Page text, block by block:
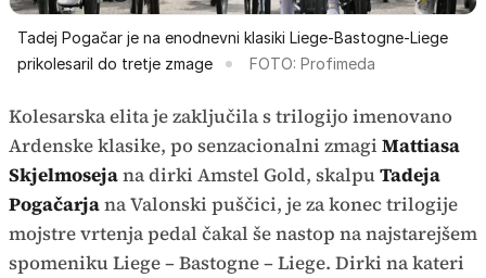
Tadej Pogačar je na enodnevni klasiki Liege-Bastogne-Liege
prikolesaril do tretje zmage
FOTO: Profimeda
Kolesarska elita je zaključila s trilogijo imenovano
Ardenske klasike, po senzacionalni zmagi Mattiasa
Skjelmosejana dirki Amstel Gold, skalpuTadeja
Pogačarjana Valonski puščici, je za konec trilogije
mojstre vrtenja pedal čakal še nastop na najstarejšem
spomeniku Liege – Bastogne – Liege. Dirki na kateri